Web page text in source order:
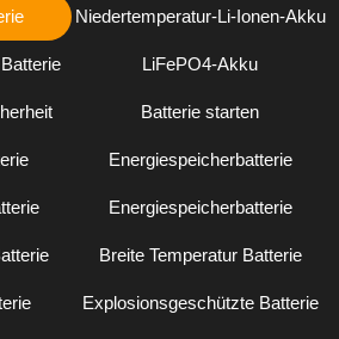
Niedertemperatur-Li-Ionen-Akku
LiFePO4-Akku
Batterie starten
Energiespeicherbatterie
Energiespeicherbatterie
Breite Temperatur Batterie
Explosionsgeschützte Batterie